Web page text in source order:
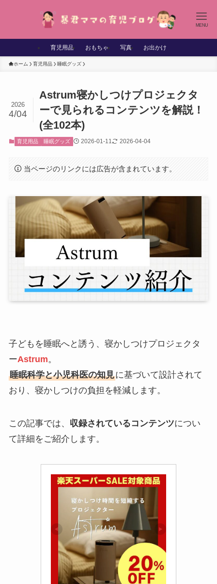
MENU
育児用品 おもちゃ 写真 お出かけ
ホーム 育児用品 睡眠グッズ
Astrum寝かしつけプロジェクタ
ーで見られるコンテンツを解説！
(全102本)
2026
4/04
育児用品 睡眠グッズ 2026-01-11 2026-04-04
当ページのリンクには広告が含まれています。
子どもを睡眠へと誘う、寝かしつけプロジェクタ
ーAstrum。
睡眠科学と小児科医の知見に基づいて設計されて
おり、寝かしつけの負担を軽減します。
この記事では、 収録されているコンテンツについ
て詳細をご紹介します。